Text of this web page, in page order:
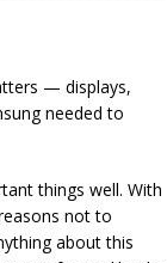
— displays,
needed to
things well. With
not to
about this